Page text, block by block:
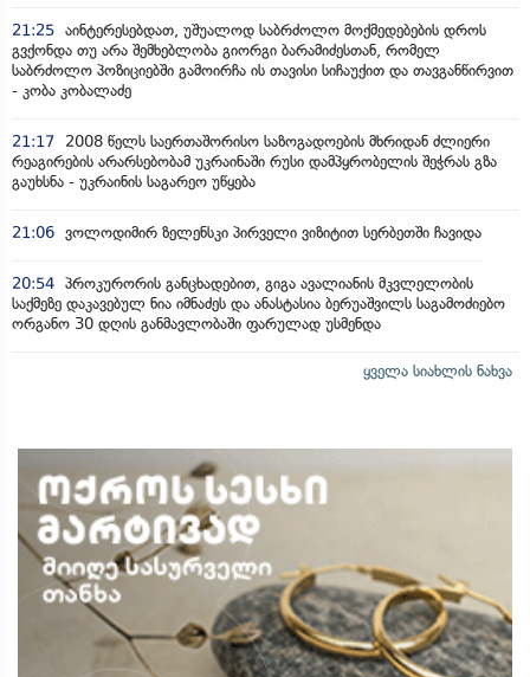
21:25 აინტერესებდათ, უშუალოდ საბრძოლო მოქმედებების დროს
გვქონდა თუ არა შემხებლობა გიორგი ბარამიძესთან, რომელ
საბრძოლო პოზიციებში გამოირჩა ის თავისი სიჩაუქით და თავგანწირვით
- კობა კობალაძე
21:17
2008 წელს საერთაშორისო საზოგადოების მხრიდან ძლიერი
რეაგირების არარსებობამ უკრაინაში რუსი დამპყრობელის შეჭრას გზა
გაუხსნა - უკრაინის საგარეო უწყება
21:06 ვოლოდიმირ ზელენსკი პირველი ვიზიტით სერბეთში ჩავიდა
20:54 პროკურორის განცხადებით, გიგა ავალიანის მკვლელობის
საქმეზე დაკავებულ ნია იმნაძეს და ანასტასია ბერუაშვილს საგამოძიებო
ორგანო 30 დღის განმავლობაში ფარულად უსმენდა
ყველა სიახლის ნახვა